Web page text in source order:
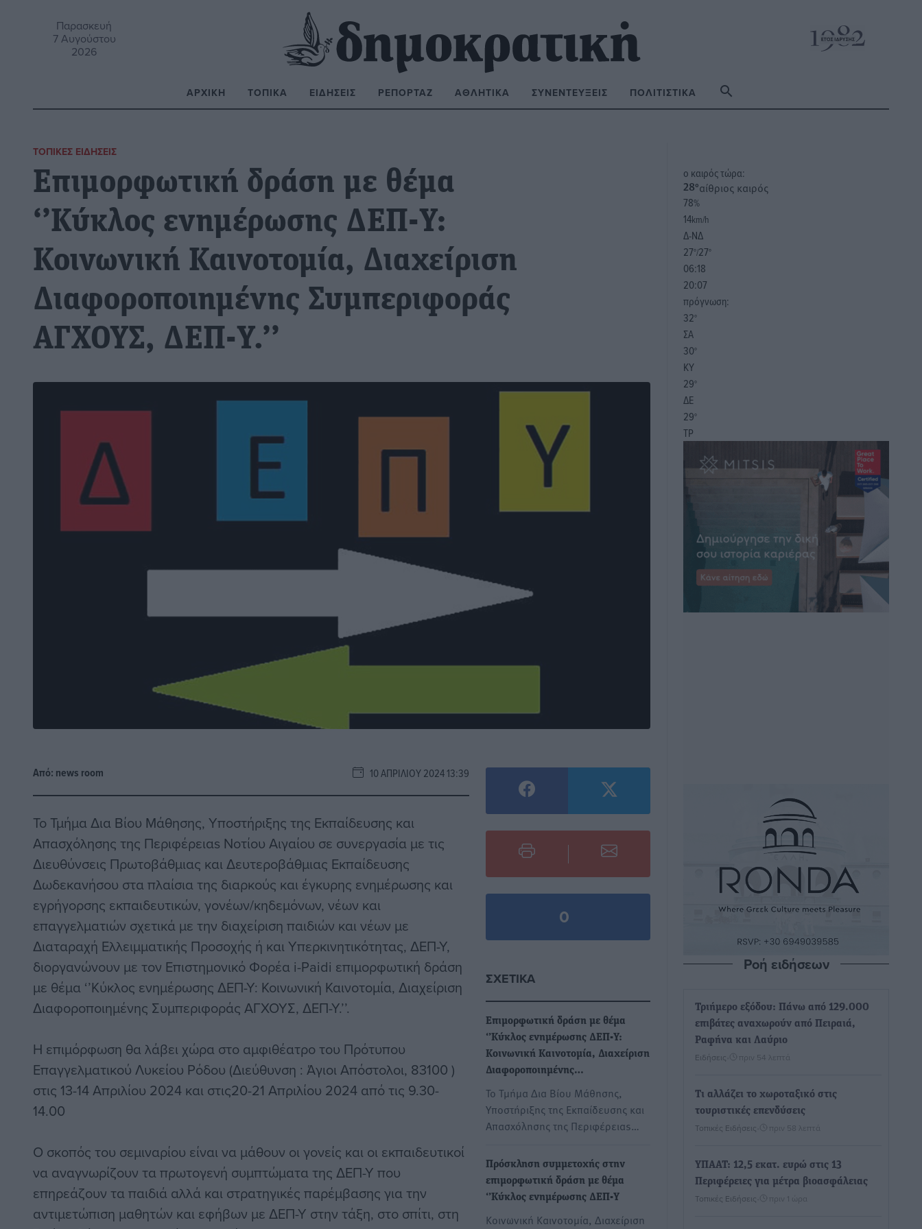
Παρασκευή
7 Αυγούστου
2026
ΑΡΧΙΚΉ ΤΟΠΙΚΆ ΕΙΔΉΣΕΙΣ ΡΕΠΟΡΤΆΖ ΑΘΛΗΤΙΚΆ ΣΥΝΕΝΤΕΎΞΕΙΣ ΠΟΛΙΤΙΣΤΙΚΆ
ΤΟΠΙΚΈΣ ΕΙΔΉΣΕΙΣ
Επιμορφωτική δράση με θέμα
‘’Κύκλος ενημέρωσης ΔΕΠ-Υ:
Κοινωνική Καινοτομία, Διαχείριση
Διαφοροποιημένης Συμπεριφοράς
ΑΓΧΟΥΣ, ΔΕΠ-Υ.’’
Από: news room 10 ΑΠΡΙΛΊΟΥ 2024 13:39
Το Τμήμα Δια Βίου Μάθησης, Υποστήριξης της Eκπαίδευσης και
Απασχόλησης της Περιφέρειαs Νοτίου Αιγαίου σε συνεργασία με τις
Διευθύνσεις Πρωτοβάθμιας και Δευτεροβάθμιας Εκπαίδευσης
Δωδεκανήσου στα πλαίσια της διαρκούς και έγκυρης ενημέρωσης και
εγρήγορσης εκπαιδευτικών, γονέων/κηδεμόνων, νέων και
επαγγελματιών σχετικά με την διαχείριση παιδιών και νέων με
Διαταραχή Ελλειμματικής Προσοχής ή και Υπερκινητικότητας, ΔΕΠ-Υ,
διοργανώνουν με τον Επιστημονικό Φορέα i-Paidi επιμορφωτική δράση
με θέμα ‘’Κύκλος ενημέρωσης ΔΕΠ-Υ: Κοινωνική Καινοτομία, Διαχείριση
Διαφοροποιημένης Συμπεριφοράς ΑΓΧΟΥΣ, ΔΕΠ-Υ.’’.
Η επιμόρφωση θα λάβει χώρα στο αμφιθέατρο του Πρότυπου
Επαγγελματικού Λυκείου Ρόδου (Διεύθυνση : Άγιοι Απόστολοι, 83100 )
στις 13-14 Απριλίου 2024 και στις20-21 Απριλίου 2024 από τις 9.30-
14.00
Ο σκοπός του σεμιναρίου είναι να μάθουν οι γονείς και οι εκπαιδευτικοί
να αναγνωρίζουν τα πρωτογενή συμπτώματα της ΔΕΠ-Υ που
επηρεάζουν τα παιδιά αλλά και στρατηγικές παρέμβασης για την
αντιμετώπιση μαθητών και εφήβων με ΔΕΠ-Υ στην τάξη, στο σπίτι, στη
0
ΣΧΕΤΙΚΆ
Eπιμορφωτική δράση με θέμα
‘’Κύκλος ενημέρωσης ΔΕΠ-Υ:
Κοινωνική Καινοτομία, Διαχείριση
Διαφοροποιημένης…
Το Τμήμα Δια Βίου Μάθησης,
Υποστήριξης της Eκπαίδευσης και
Απασχόλησης της Περιφέρειαs…
Πρόσκληση συμμετοχής στην
επιμορφωτική δράση με θέμα
‘’Κύκλος ενημέρωσης ΔΕΠ-Υ
Κοινωνική Καινοτομία, Διαχείριση
o καιρός τώρα:
28°αίθριος καιρός
78%
14km/h
Δ-ΝΔ
27°/27°
06:18
20:07
πρόγνωση:
32°
ΣΑ
30°
ΚΥ
29°
ΔΕ
29°
ΤΡ
Ροή ειδήσεων
Τριήμερο εξόδου: Πάνω από 129.000
επιβάτες αναχωρούν από Πειραιά,
Ραφήνα και Λαύριο
Ειδήσεις πριν 54 λεπτά
Τι αλλάζει το χωροταξικό στις
τουριστικές επενδύσεις
Τοπικές Ειδήσεις πριν 58 λεπτά
ΥΠΑΑΤ: 12,5 εκατ. ευρώ στις 13
Περιφέρειες για μέτρα βιοασφάλειας
Τοπικές Ειδήσεις πριν 1 ώρα